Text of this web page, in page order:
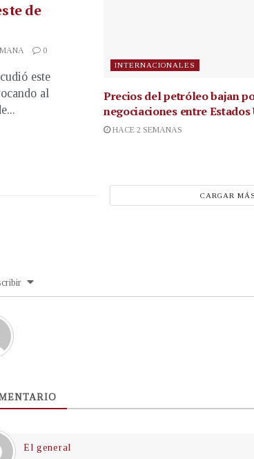
de
0
este
al
INTERNACIONALES
Precios del petróleo bajan
negociaciones entre
HACE 2 SEMANAS
CARGAR MÁS
El general